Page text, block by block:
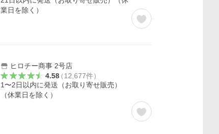
業日を除く）
ヒロチー商事 2号店
4.58（12,677件）
1〜2日以内に発送（お取り寄せ販売）
（休業日を除く）